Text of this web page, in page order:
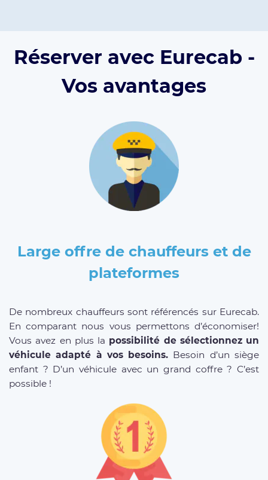
Réserver avec Eurecab -
Vos avantages
Large offre de chauffeurs et de
plateformes
De nombreux chauffeurs sont référencés sur Eurecab.
En comparant nous vous permettons d’économiser!
Vous avez en plus la possibilité de sélectionnez un
véhicule adapté à vos besoins. Besoin d’un siège
enfant ? D’un véhicule avec un grand coffre ? C’est
possible !